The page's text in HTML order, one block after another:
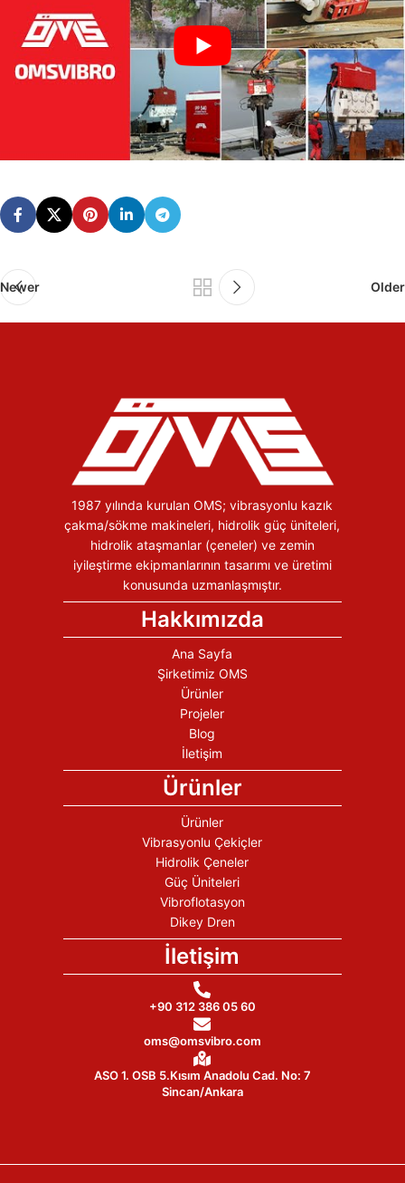
Newer Older
1987 yılında kurulan OMS; vibrasyonlu kazık
çakma/sökme makineleri, hidrolik güç üniteleri,
hidrolik ataşmanlar (çeneler) ve zemin
iyileştirme ekipmanlarının tasarımı ve üretimi
konusunda uzmanlaşmıştır.
Hakkımızda
Ana Sayfa
Şirketimiz OMS
Ürünler
Projeler
Blog
İletişim
Ürünler
Ürünler
Vibrasyonlu Çekiçler
Hidrolik Çeneler
Güç Üniteleri
Vibroflotasyon
Dikey Dren
İletişim
+90 312 386 05 60
oms@omsvibro.com
ASO 1. OSB 5.Kısım Anadolu Cad. No: 7
Sincan/Ankara